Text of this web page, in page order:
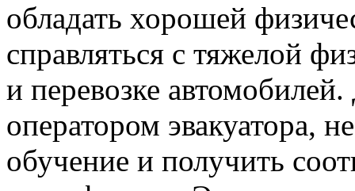
обладать хорошей
справляться с тяжелой
и перевозке
оператором эвакуатора,
обучение и получить